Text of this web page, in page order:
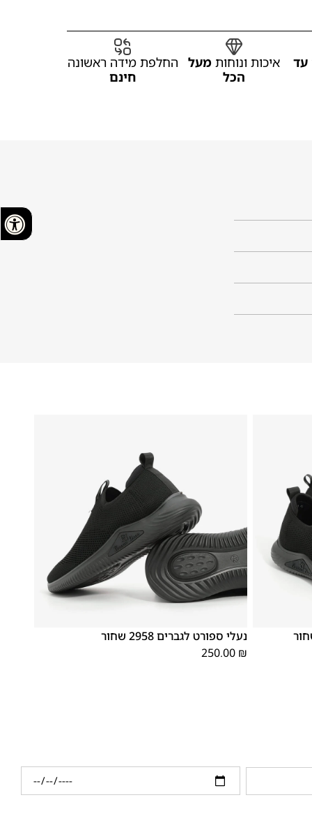
עד איכות ונוחות מעל
הכל
החלפת מידה ראשונה
חינם
נעלי ספורט לגברים 2958 שחור
250.00 ₪